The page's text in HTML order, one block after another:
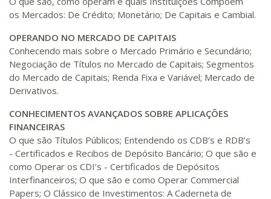
280 H 35 dias 120dias
R$ 1.387,93
300 H 38dias 120dias
R$ 1.487,06
Matricular
320 H 40dias 120dias
Matricular
340 H 43 dias 120dias
R$ 1.685,33
Matricular
R$ 1.784,48
os Mercados: De Crédito; Monetário; De Capitais e Cambial.
OPERANDO NO MERCADO DE CAPITAIS
Conhecendo mais sobre o Mercado Primário e Secundário;
Negociação de Títulos no Mercado de Capitais; Segmentos
do Mercado de Capitais; Renda Fixa e Variável; Mercado de
Derivativos.
CONHECIMENTOS AVANÇADOS SOBRE APLICAÇÕES
FINANCEIRAS
O que são Títulos Públicos; Entendendo os CDB’s e RDB’s
- Certificados e Recibos de Depósito Bancário; O que são e
como Operar os CDI’s - Certificados de Depósitos
Interfinanceiros; O que são e como Operar Commercial
Papers; O Clássico de Investimentos: A Caderneta de